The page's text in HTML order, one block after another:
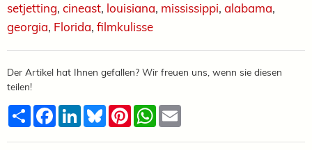
setjetting, cineast, louisiana, mississippi, alabama,
georgia, Florida, filmkulisse
Der Artikel hat Ihnen gefallen? Wir freuen uns, wenn sie diesen
teilen!
TeilenFacebook
LinkedInBlueskyPinterestWhatsApp